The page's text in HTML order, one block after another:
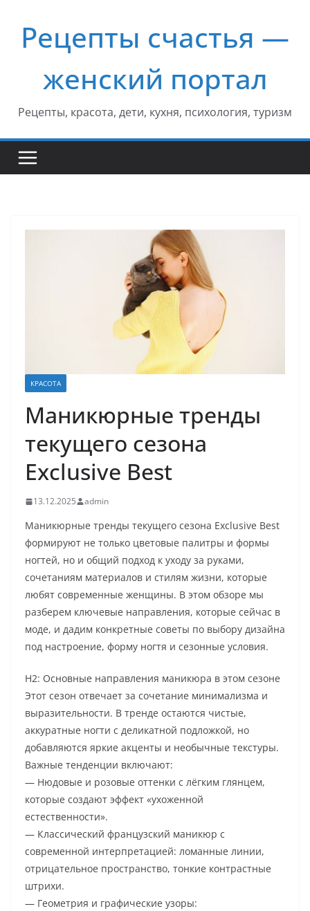
содержимому
Рецепты счастья —
женский портал
Рецепты, красота, дети, кухня, психология, туризм
КРАСОТА
Маникюрные тренды
текущего сезона
Exclusive Best
13.12.2025 admin
Маникюрные тренды текущего сезона Exclusive Best
формируют не только цветовые палитры и формы
ногтей, но и общий подход к уходу за руками,
сочетаниям материалов и стилям жизни, которые
любят современные женщины. В этом обзоре мы
разберем ключевые направления, которые сейчас в
моде, и дадим конкретные советы по выбору дизайна
под настроение, форму ногтя и сезонные условия.
H2: Основные направления маникюра в этом сезоне
Этот сезон отвечает за сочетание минимализма и
выразительности. В тренде остаются чистые,
аккуратные ногти с деликатной подложкой, но
добавляются яркие акценты и необычные текстуры.
Важные тенденции включают:
— Нюдовые и розовые оттенки с лёгким глянцем,
которые создают эффект «ухоженной
естественности».
— Классический французский маникюр с
современной интерпретацией: ломанные линии,
отрицательное пространство, тонкие контрастные
штрихи.
— Геометрия и графические узоры: